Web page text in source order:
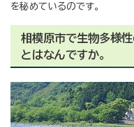
を秘めているのです。
相模原市で生物多様性
とはなんですか。